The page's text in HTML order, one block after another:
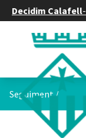
Decidim Calafell-
Seguiment /